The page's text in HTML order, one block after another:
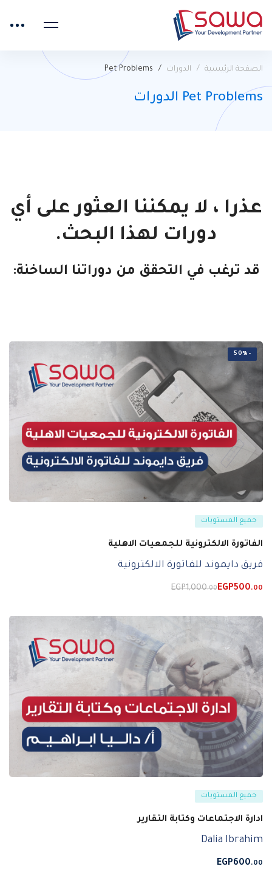
الصفحة الرئيسية الدورات Pet Problems
Pet Problems الدورات
عذرا ، لا يمكننا العثور على أي
دورات لهذا البحث.
قد ترغب في التحقق من دوراتنا الساخنة:
-50%
جميع المستويات
الفاتورة الالكترونية للجمعيات الاهلية
فريق دايموند للفاتورة الالكترونية
EGP500.00
EGP1,000.00
جميع المستويات
ادارة الاجتماعات وكتابة التقارير
Dalia Ibrahim
EGP600.00